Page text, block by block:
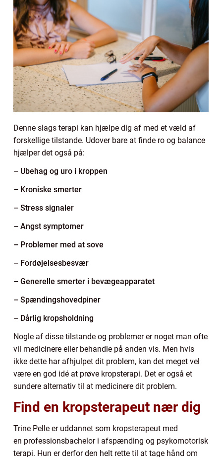
Denne slags terapi kan hjælpe dig af med et væld af
forskellige tilstande. Udover bare at finde ro og balance
hjælper det også på:
– Ubehag og uro i kroppen
– Kroniske smerter
– Stress signaler
– Angst symptomer
– Problemer med at sove
– Fordøjelsesbesvær
– Generelle smerter i bevægeapparatet
– Spændingshovedpiner
– Dårlig kropsholdning
Nogle af disse tilstande og problemer er noget man ofte
vil medicinere eller behandle på anden vis. Men hvis
ikke dette har afhjulpet dit problem, kan det meget vel
være en god idé at prøve kropsterapi. Det er også et
sundere alternativ til at medicinere dit problem.
Find en kropsterapeut nær dig
Trine Pelle er uddannet som kropsterapeut med
en professionsbachelor i afspænding og psykomotorisk
terapi. Hun er derfor den helt rette til at tage hånd om